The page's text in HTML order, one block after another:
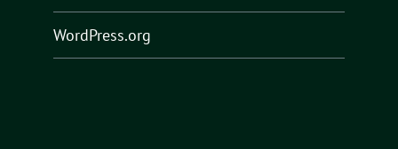
WordPress.org